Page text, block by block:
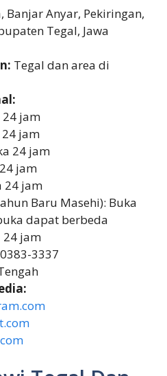
Banjar Anyar, Pekiringan,
Tegal, Jawa
Tegal dan area di
24 jam
jam
24 jam
jam
24 jam
Baru Masehi): Buka
dapat berbeda
24 jam
3337